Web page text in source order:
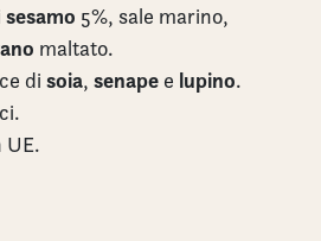
sesamo 5%, sale marino,
maltato.
di soia, senape e lupino.
UE.